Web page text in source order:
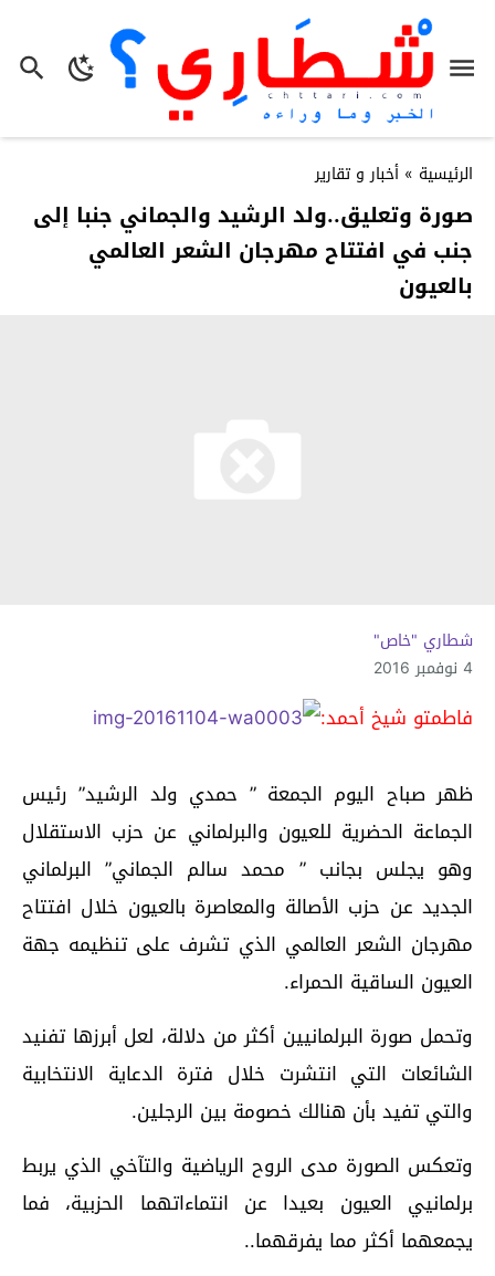
الرئيسية » أخبار و تقارير
صورة وتعليق..ولد الرشيد والجماني جنبا إلى
جنب في افتتاح مهرجان الشعر العالمي
بالعيون
شطاري "خاص"
4 نوفمبر 2016
فاطمتو شيخ أحمد:
ظهر صباح اليوم الجمعة ” حمدي ولد الرشيد” رئيس
الجماعة الحضرية للعيون والبرلماني عن حزب الاستقلال
وهو يجلس بجانب ” محمد سالم الجماني” البرلماني
الجديد عن حزب الأصالة والمعاصرة بالعيون خلال افتتاح
مهرجان الشعر العالمي الذي تشرف على تنظيمه جهة
العيون الساقية الحمراء.
وتحمل صورة البرلمانيين أكثر من دلالة، لعل أبرزها تفنيد
الشائعات التي انتشرت خلال فترة الدعاية الانتخابية
والتي تفيد بأن هنالك خصومة بين الرجلين.
وتعكس الصورة مدى الروح الرياضية والتآخي الذي يربط
برلمانيي العيون بعيدا عن انتماءاتهما الحزبية، فما
يجمعهما أكثر مما يفرقهما..